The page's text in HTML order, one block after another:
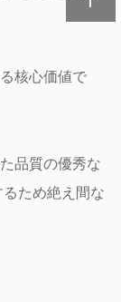
核心価値で
品質の優秀な
ため絶え間な